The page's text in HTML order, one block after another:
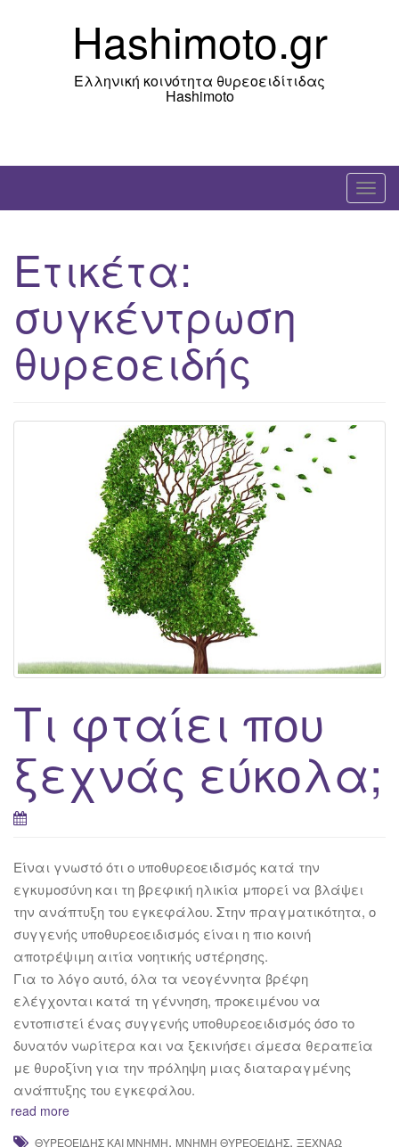
Hashimoto.gr
Ελληνική κοινότητα θυρεοειδίτιδας
Hashimoto
T
o
Ετικέτα:
συγκέντρωση
θυρεοειδής
Τι φταίει που
ξεχνάς εύκολα;
Είναι γνωστό ότι o υποθυρεοειδισμός κατά την
εγκυμοσύνη και τη βρεφική ηλικία μπορεί να βλάψει
την ανάπτυξη του εγκεφάλου. Στην πραγματικότητα, ο
συγγενής υποθυρεοειδισμός είναι η πιο κοινή
αποτρέψιμη αιτία νοητικής υστέρησης.
Για το λόγο αυτό, όλα τα νεογέννητα βρέφη
ελέγχονται κατά τη γέννηση, προκειμένου να
εντοπιστεί ένας συγγενής υποθυρεοειδισμός όσο το
δυνατόν νωρίτερα και να ξεκινήσει άμεσα θεραπεία
με θυροξίνη για την πρόληψη μιας διαταραγμένης
ανάπτυξης του εγκεφάλου.
read more
ΘΥΡΕΟΕΙΔΉΣ ΚΑΙ ΜΝΉΜΗ, ΜΝΉΜΗ ΘΥΡΕΟΕΙΔΉΣ, ΞΕΧΝΆΩ